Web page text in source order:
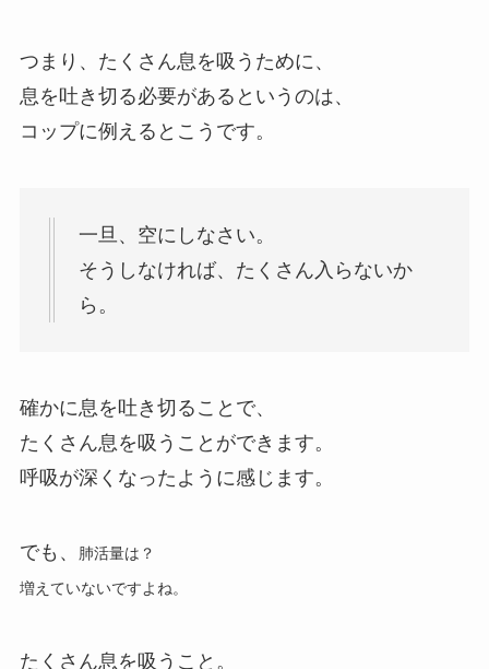
つまり、たくさん息を吸うために、
息を吐き切る必要があるというのは、
コップに例えるとこうです。
一旦、空にしなさい。
そうしなければ、たくさん入らないか
ら。
確かに息を吐き切ることで、
たくさん息を吸うことができます。
呼吸が深くなったように感じます。
でも、
肺活量は？
増えていないですよね。
たくさん息を吸うこと。